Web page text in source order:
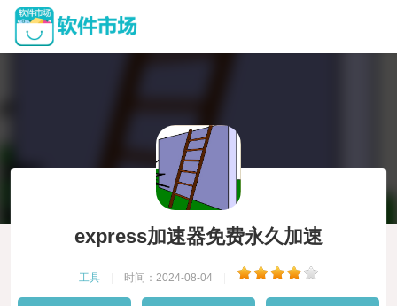
express加速器免费永久加速
工具 时间：2024-08-04